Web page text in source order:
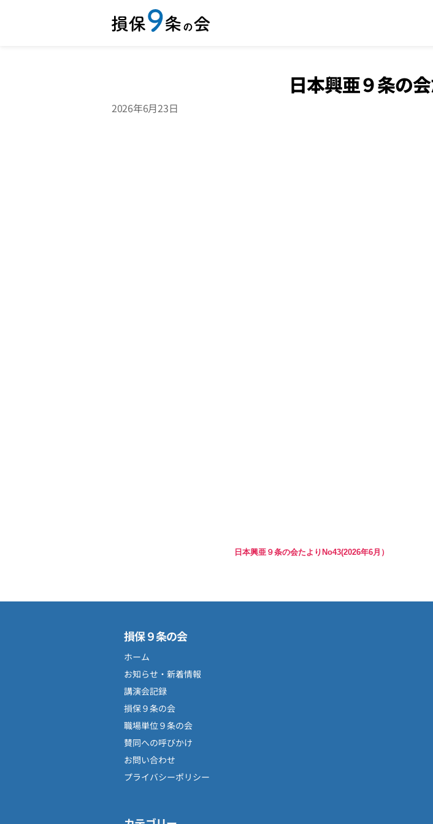
日本興亜９条の
2026年6月23日
日本興亜９条の会たよりNo43(2026年6月）
損保９条の会
ホーム
お知らせ・新着情報
講演会記録
損保９条の会
職場単位９条の会
賛同への呼びかけ
お問い合わせ
プライバシーポリシー